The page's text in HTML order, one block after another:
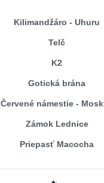
Kilimandžáro - Uhuru
Telč
K2
Gotická brána
Červené námestie -
Zámok Lednice
Priepasť Macocha